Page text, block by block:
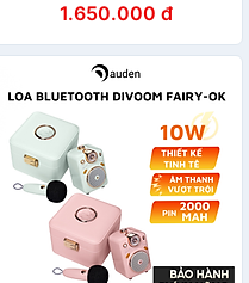
lượng pin 1000mAh - Hàng
chính hãng
1.650.000 đ